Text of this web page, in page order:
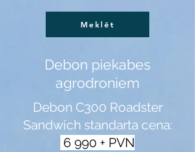
Meklēt
Debon piekabes
agrodroniem
Debon C300 Roadster
Sandwich standarta cena:
6 990 + PVN